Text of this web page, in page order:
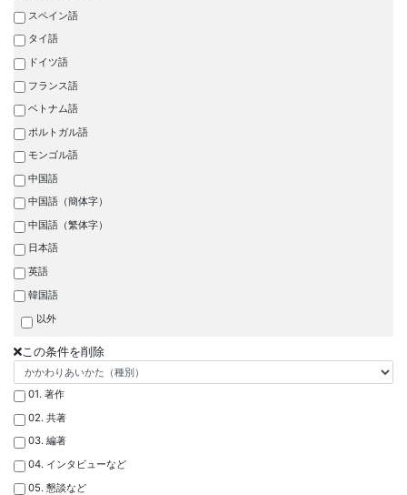
スペイン語
タイ語
ドイツ語
フランス語
ベトナム語
ポルトガル語
モンゴル語
中国語
中国語（簡体字）
中国語（繁体字）
日本語
英語
韓国語
以外
この条件を削除
01. 著作
02. 共著
03. 編著
04. インタビューなど
05. 懇談など